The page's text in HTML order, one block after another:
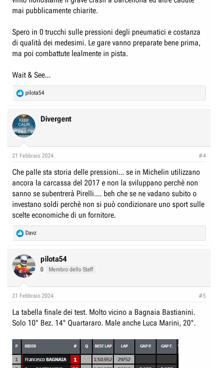
mai pubblicamente chiarite.
Spero in 0 trucchi sulle pressioni degli pneumatici e costanza
di qualità dei medesimi. Le gare vanno preparate bene prima,
ma poi combattute lealmente in pista.
Wait & See...
R
e
c
t
i
s
pilota54
Divergent
21 Febbraio 2024 #4
Che palle sta storia delle pressioni... se in Michelin utilizzano
ancora la carcassa del 2017 e non la sviluppano perchè non
sanno se subentrerà Pirelli.... beh che se ne vadano subito o
investano soldi perchè non si può condizionare uno sport sulle
scelte economiche di un fornitore.
R
e
c
t
i
s
Davz
pilota54
0 Membro dello Staff
21 Febbraio 2024 #5
La tabella finale dei test. Molto vicino a Bagnaia Bastianini.
Solo 10° Bez. 14° Quartararo. Male anche Luca Marini, 20°.